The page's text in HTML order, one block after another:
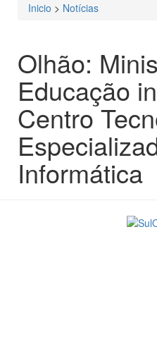
Está aqui
Inicio > Notícias
Olhão:
Educação
Centro
Informática